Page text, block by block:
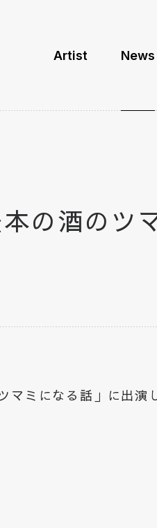
Artist News
の酒のツ
ミになる話」に出演